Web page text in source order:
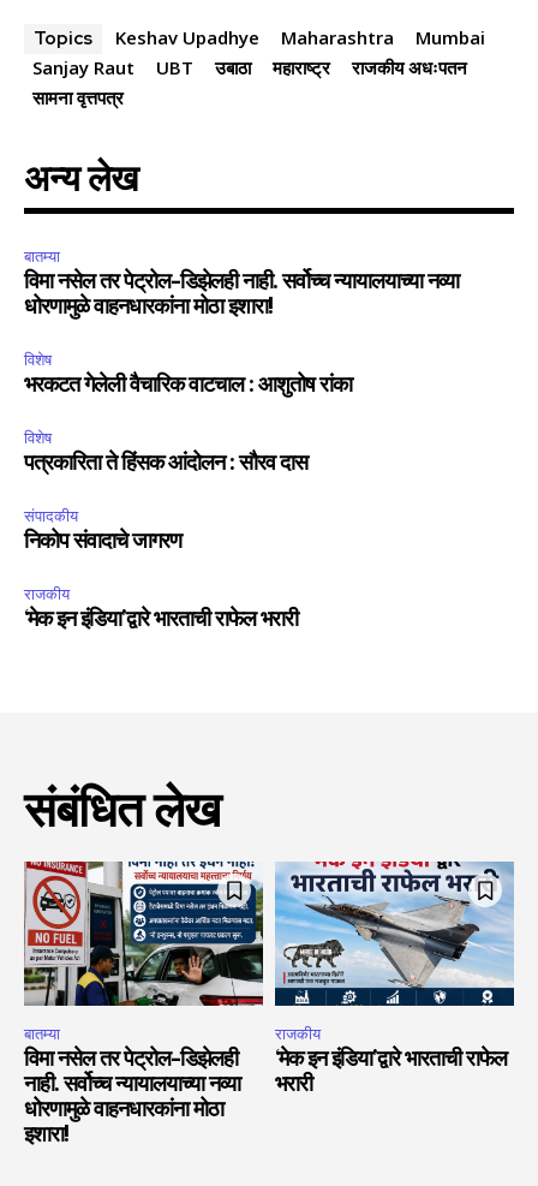
Topics Keshav Upadhye Maharashtra
Mumbai
Sanjay Raut
UBT उबाठा महाराष्ट्र
राजकीय अधःपतन
सामना वृत्तपत्र
अन्य लेख
बातम्या
विमा नसेल तर पेट्रोल-डिझेलही नाही. सर्वोच्च न्यायालयाच्या नव्या
धोरणामुळे वाहनधारकांना मोठा इशारा!
विशेष
भरकटत गेलेली वैचारिक वाटचाल : आशुतोष रांका
विशेष
पत्रकारिता ते हिंसक आंदोलन : सौरव दास
संपादकीय
निकोप संवादाचे जागरण
राजकीय
‘मेक इन इंडिया’द्वारे भारताची राफेल भरारी
संबंधित लेख
बातम्या
विमा नसेल तर पेट्रोल-डिझेलही
नाही. सर्वोच्च न्यायालयाच्या नव्या
धोरणामुळे वाहनधारकांना मोठा
इशारा!
राजकीय
‘मेक इन इंडिया’द्वारे भारताची राफेल
भरारी